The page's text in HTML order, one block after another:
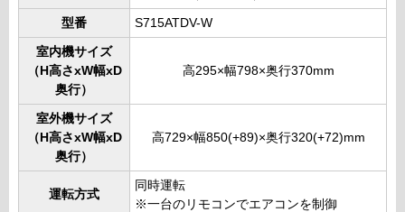
型番 S715ATDV-W
室内機サイズ
（H高さxW幅xD
奥行）
高295×幅798×奥行370mm
室外機サイズ
（H高さxW幅xD
奥行）
高729×幅850(+89)×奥行320(+72)mm
運転方式
同時運転
※一台のリモコンでエアコンを制御